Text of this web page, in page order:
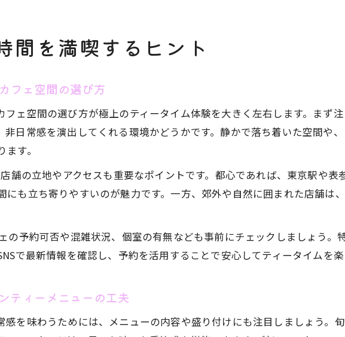
間を満喫するヒント
フェ空間の選び方
フェ空間の選び方が極上のティータイム体験を大きく左右します。まず
非日常感を演出してくれる環境かどうかです。静かで落ち着いた空間や
す。
舗の立地やアクセスも重要なポイントです。都心であれば、東京駅や
にも立ち寄りやすいのが魅力です。一方、郊外や自然に囲まれた店舗は
の予約可否や混雑状況、個室の有無なども事前にチェックしましょう。
で最新情報を確認し、予約を活用することで安心してティータイムを楽
ティーメニューの工夫
感を味わうためには、メニューの内容や盛り付けにも注目しましょう。